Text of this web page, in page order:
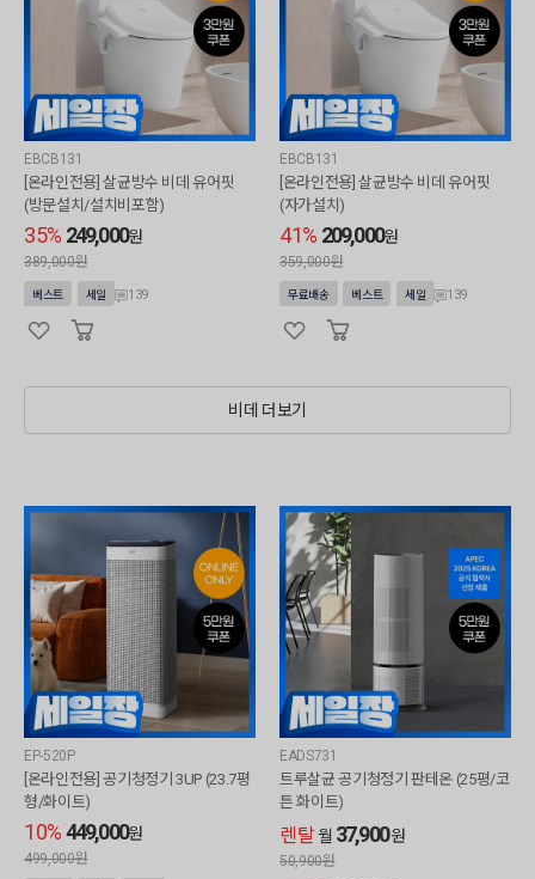
EBCB131
[온라인전용] 살균방수 비데 유어핏
(방문설치/설치비포함)
35% 249,000원
389,000원
베스트 세일 139
EBCB131
[온라인전용] 살균방수 비데 유어핏
(자가설치)
41% 209,000원
359,000원
무료배송 베스트 세일 139
비데 더보기
EP-520P
[온라인전용] 공기청정기 3UP (23.7평
형/화이트)
10%449,000원
499,000원
EADS731
트루살균 공기청정기 판테온 (25평/코
튼 화이트)
렌탈 월 37,900원
50,900원